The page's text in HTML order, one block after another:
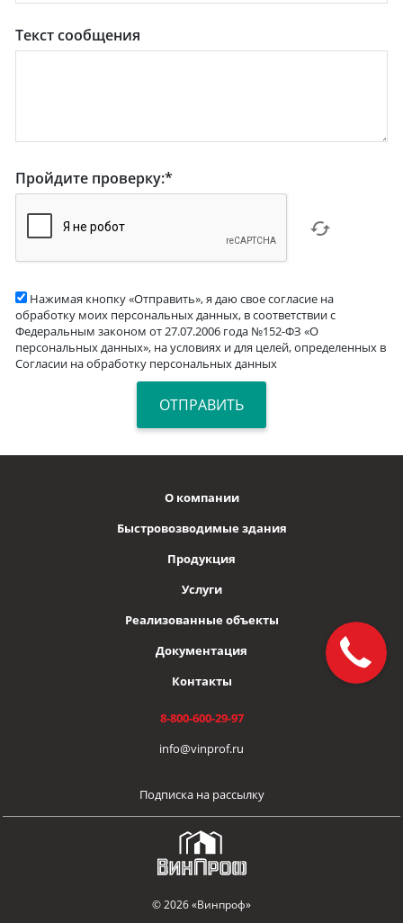
Текст сообщения
Пройдите проверку:*
Нажимая кнопку «Отправить», я даю свое согласие на
обработку моих персональных данных, в соответствии с
Федеральным законом от 27.07.2006 года №152-ФЗ «О
персональных данных», на условиях и для целей, определенных в
Согласии на обработку персональных данных
© 2026 «Винпроф»
О компании
Быстровозводимые здания
Продукция
Услуги
Реализованные объекты
Документация
Контакты
8-800-600-29-97
info@vinprof.ru
Подписка на рассылку